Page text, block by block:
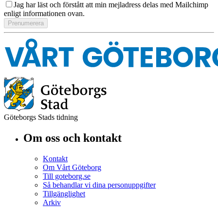
Jag har läst och förstått att min mejladress delas med Mailchimp
enligt informationen ovan.
Göteborgs Stads tidning
Om oss och kontakt
Kontakt
Om Vårt Göteborg
Till goteborg.se
Så behandlar vi dina personuppgifter
Tillgänglighet
Arkiv